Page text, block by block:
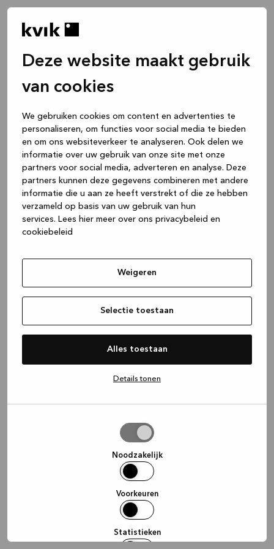
Deze website maakt gebruik
van cookies
We gebruiken cookies om content en advertenties te
personaliseren, om functies voor social media te bieden
en om ons websiteverkeer te analyseren. Ook delen we
informatie over uw gebruik van onze site met onze
partners voor social media, adverteren en analyse. Deze
partners kunnen deze gegevens combineren met andere
informatie die u aan ze heeft verstrekt of die ze hebben
verzameld op basis van uw gebruik van hun
services. Lees hier meer over ons privacybeleid en
cookiebeleid
Weigeren
Selectie toestaan
Alles toestaan
Details tonen
Noodzakelijk
Voorkeuren
Statistieken
(see the browser console for more
information).